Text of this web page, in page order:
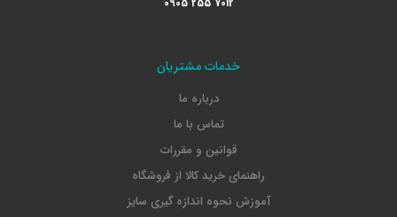
خدمات مشتریان
درباره ما
تماس با ما
قوانین و مقررات
راهنمای خرید کالا از فروشگاه
آموزش نحوه اندازه گیری سایز